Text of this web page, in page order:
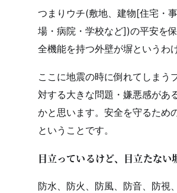
つまりウチ(敷地、建物[住宅・
場・病院・学校など])の平安を
全機能を持つ外壁が塀というわ
ここに地震の時に倒れてしまう
対する大きな問題・嫌悪感があ
かと思います。安全を守るため
ということです。
目立っているけど、目立たない
防水、防火、防風、防音、防視